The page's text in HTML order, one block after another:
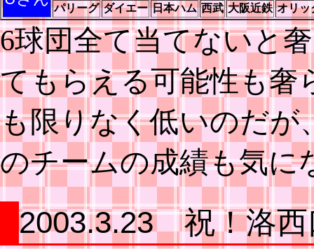
パリーグ ダイエー 日本ハム 西武 大阪近鉄 オリッ
6球団全て当てないと
てもらえる可能性も奢
も限りなく低いのだが
のチームの成績も気に
2003.3.23 祝！洛西